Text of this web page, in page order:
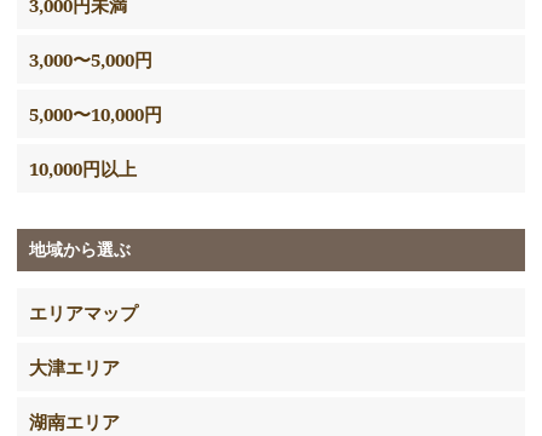
3,000円未満
3,000〜5,000円
5,000〜10,000円
10,000円以上
地域から選ぶ
エリアマップ
大津エリア
湖南エリア